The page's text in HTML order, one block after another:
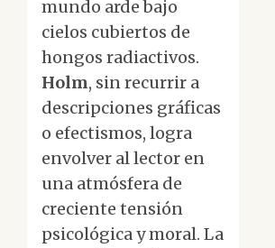
mundo arde bajo
cielos cubiertos de
hongos radiactivos.
Holm, sin recurrir a
descripciones gráficas
o efectismos, logra
envolver al lector en
una atmósfera de
creciente tensión
psicológica y moral. La